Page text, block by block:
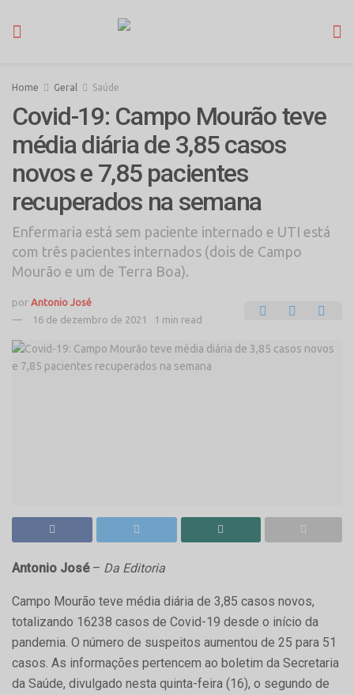
Home Geral Saúde
Covid-19: Campo Mourão teve
média diária de 3,85 casos
novos e 7,85 pacientes
recuperados na semana
Enfermaria está sem paciente internado e UTI está
com três pacientes internados (dois de Campo
Mourão e um de Terra Boa).
por Antonio José
16 de dezembro de 2021
1 min read
Antonio José– Da Editoria
Campo Mourão teve média diária de 3,85 casos novos,
totalizando 16238 casos de Covid-19 desde o início da
pandemia. O número de suspeitos aumentou de 25 para 51
casos. As informações pertencem ao boletim da Secretaria
da Saúde, divulgado nesta quinta-feira (16), o segundo de